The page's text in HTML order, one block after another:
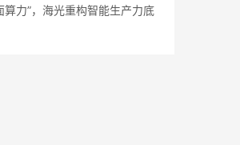
算力”，海光重构智能生产力底